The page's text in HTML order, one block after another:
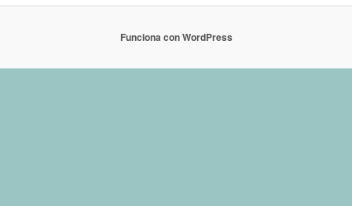
Funciona con WordPress